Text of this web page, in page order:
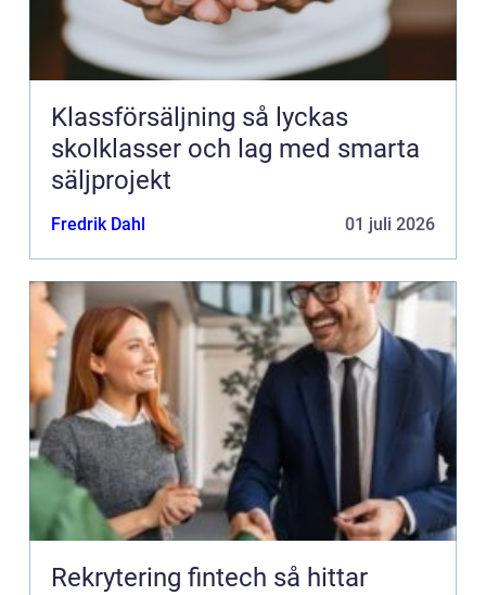
Klassförsäljning så lyckas
skolklasser och lag med smarta
säljprojekt
Fredrik Dahl 01 juli 2026
Rekrytering fintech så hittar